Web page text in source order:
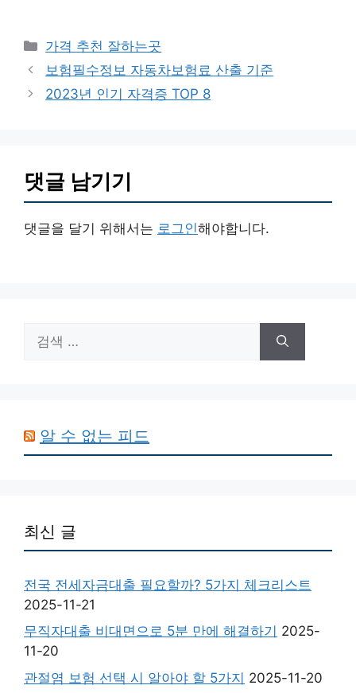
카
테
리
가격 추천 잘하는곳
보험필수정보 자동차보험료 산출 기준
2023년 인기 자격증 TOP 8
댓글 남기기
댓글을 달기 위해서는 로그인해야합니다.
색:
알 수 없는 피드
최신 글
전국 전세자금대출 필요할까? 5가지 체크리스트
2025-11-21
무직자대출 비대면으로 5분 만에 해결하기 2025-
11-20
관절염 보험 선택 시 알아야 할 5가지 2025-11-20